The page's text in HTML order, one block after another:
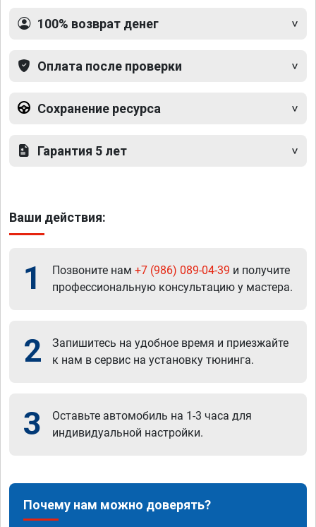
100% возврат денег
Оплата после проверки
Сохранение ресурса
Гарантия 5 лет
Ваши действия:
1 Позвоните нам +7 (986) 089-04-39 и получите
профессиональную консультацию у мастера.
2
Запишитесь на удобное время и приезжайте
к нам в сервис на установку тюнинга.
3
Оставьте автомобиль на 1-3 часа для
индивидуальной настройки.
Почему нам можно доверять?